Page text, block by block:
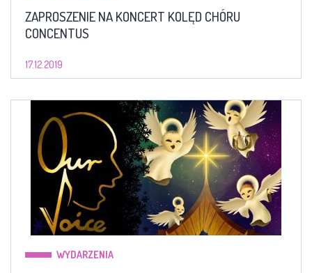
ZAPROSZENIE NA KONCERT KOLĘD CHÓRU
CONCENTUS
17.12.2019
WYDARZENIA